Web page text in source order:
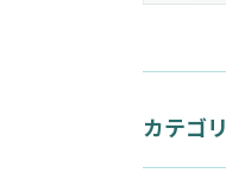
カテゴリ